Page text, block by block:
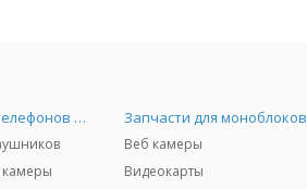
Запчасти для телефонов и Airpods Запчасти для моноблоков
Веб камеры
Видеокарты